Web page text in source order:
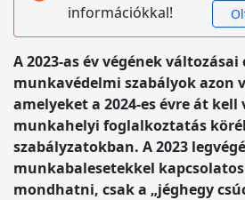
információkkal!
A 2023-as év végének
munkavédelmi szabályok azon
amelyeket a 2024-es évre át kell
munkahelyi foglalkoztatás
szabályzatokban. A 2023
munkabalesetekkel
mondhatni, csak a „jéghegy